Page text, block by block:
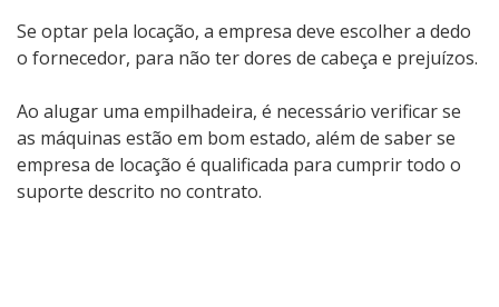
Se optar pela locação, a empresa deve escolher a dedo
o fornecedor, para não ter dores de cabeça e prejuízos.
Ao alugar uma empilhadeira, é necessário verificar se
as máquinas estão em bom estado, além de saber se
empresa de locação é qualificada para cumprir todo o
suporte descrito no contrato.